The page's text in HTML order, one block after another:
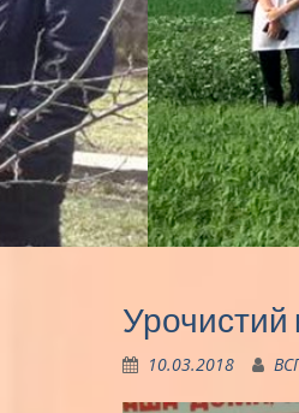
Урочистий
10.03.2018